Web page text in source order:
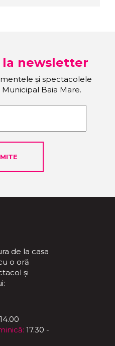
la newsletter
și spectacolele
Baia Mare.
de la casa
o oră
și
17.30 -